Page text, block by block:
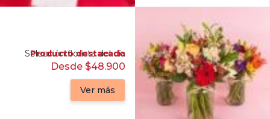
Producto destacado
Selección florista del día
Desde $48.900
Ver más